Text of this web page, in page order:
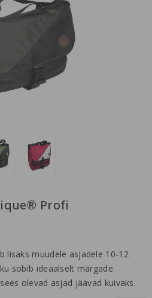
Profi
lisaks muudele asjadele 10-12
sobib ideaalselt märgade
olevad asjad jäävad kuivaks.